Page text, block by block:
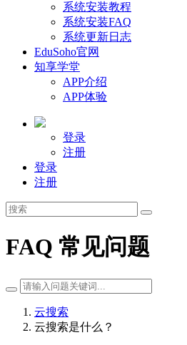
系统安装教程
系统安装FAQ
系统更新日志
EduSoho官网
知享学堂
APP介绍
APP体验
登录
注册
登录
注册
FAQ 常见问题
云搜索
云搜索是什么？